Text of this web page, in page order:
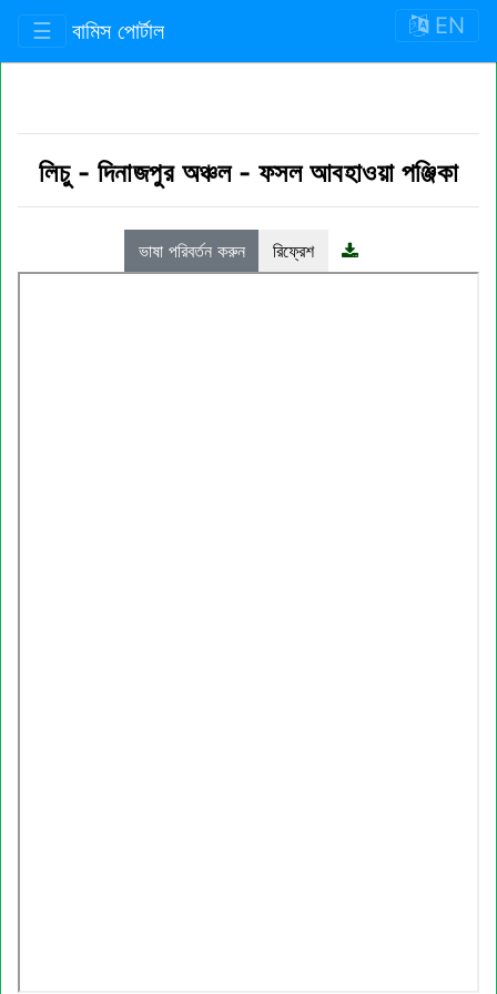
☰ বামিস পোর্টাল EN
লিচু - দিনাজপুর অঞ্চল- ফসল আবহাওয়া পঞ্জিকা
ভাষা পরিবর্তন করুন রিফ্রেশ